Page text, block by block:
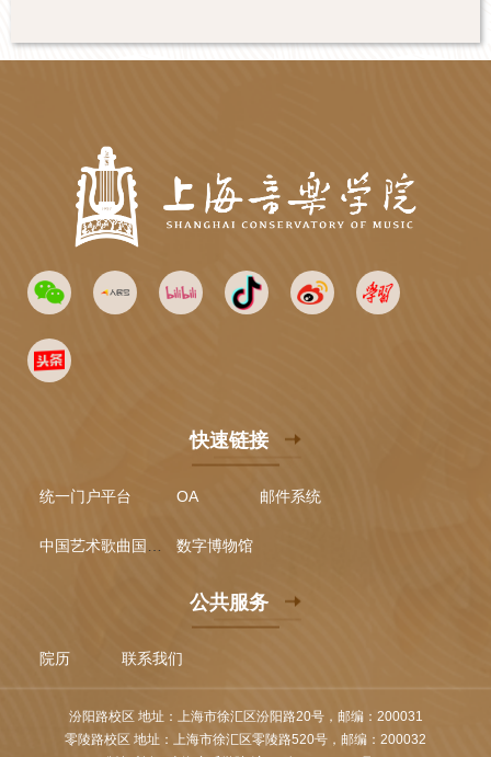
快速链接
统一门户平台 OA 邮件系统
中国艺术歌曲国际声乐比赛 数字博物馆
公共服务
院历 联系我们
汾阳路校区 地址：上海市徐汇区汾阳路20号，邮编：200031
零陵路校区 地址：上海市徐汇区零陵路520号，邮编：200032